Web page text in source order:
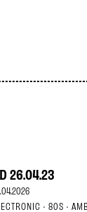
26.04.23
· 80S ·